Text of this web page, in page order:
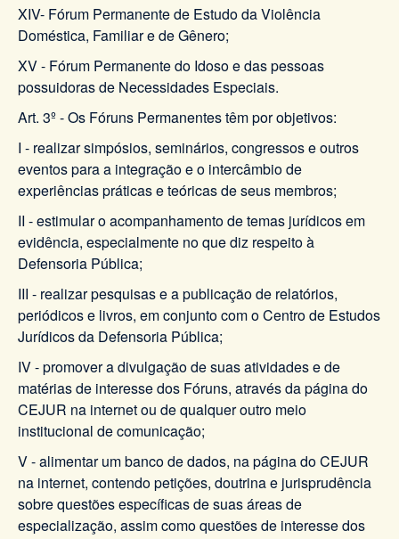
XIV- Fórum Permanente de Estudo da Violência
Doméstica, Familiar e de Gênero;
XV - Fórum Permanente do Idoso e das pessoas
possuidoras de Necessidades Especiais.
Art. 3º - Os Fóruns Permanentes têm por objetivos:
I - realizar simpósios, seminários, congressos e outros
eventos para a integração e o intercâmbio de
experiências práticas e teóricas de seus membros;
II - estimular o acompanhamento de temas jurídicos em
evidência, especialmente no que diz respeito à
Defensoria Pública;
III - realizar pesquisas e a publicação de relatórios,
periódicos e livros, em conjunto com o Centro de Estudos
Jurídicos da Defensoria Pública;
IV - promover a divulgação de suas atividades e de
matérias de interesse dos Fóruns, através da página do
CEJUR na internet ou de qualquer outro meio
institucional de comunicação;
V - alimentar um banco de dados, na página do CEJUR
na internet, contendo petições, doutrina e jurisprudência
sobre questões específicas de suas áreas de
especialização, assim como questões de interesse dos